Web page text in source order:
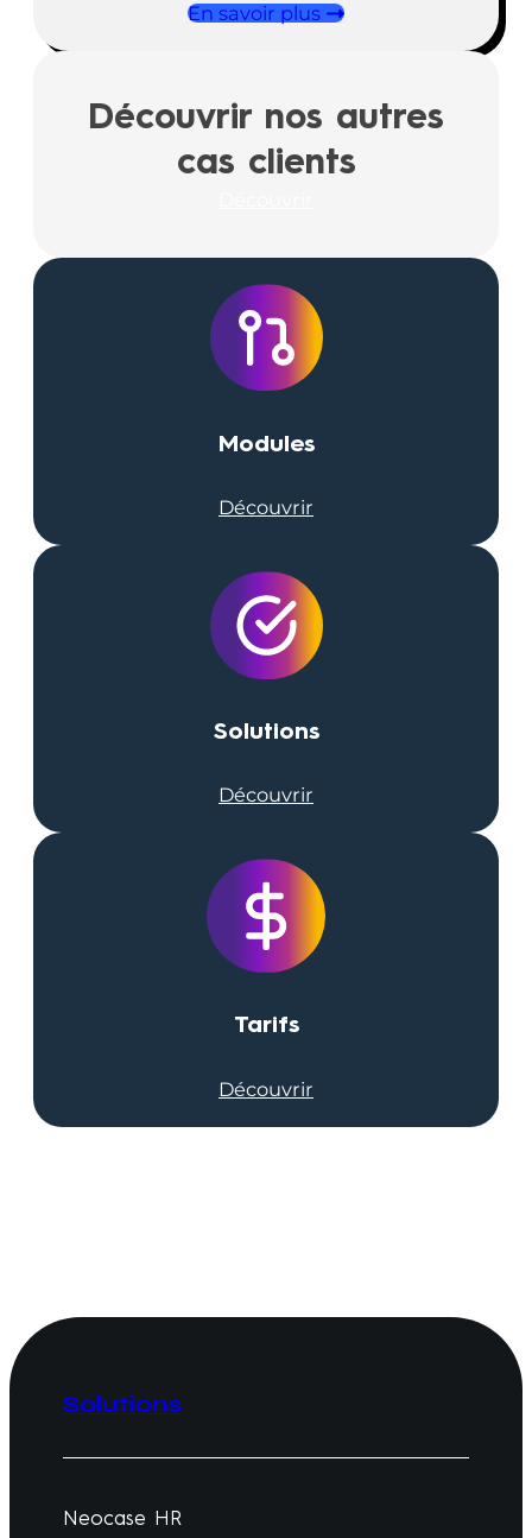
En savoir plus
Découvrir nos autres
cas clients
Modules
Découvrir
Solutions
Découvrir
Tarifs
Découvrir
Solutions
Neocase HR